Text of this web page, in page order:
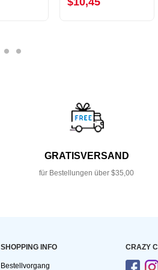
GRATISVERSAND
für Bestellungen über $35,00
SHOPPING INFO
Bestellvorgang
CRAZY